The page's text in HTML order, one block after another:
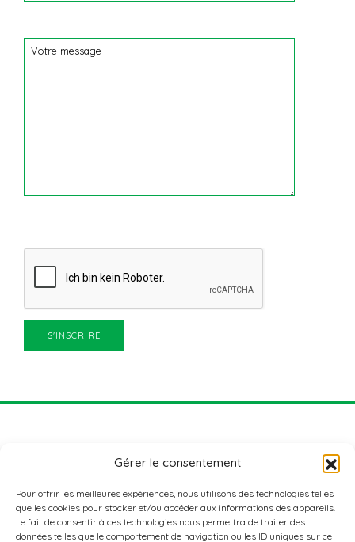
Gérer le consentement
Pour offrir les meilleures expériences, nous utilisons des technologies telles
que les cookies pour stocker et/ou accéder aux informations des appareils.
Le fait de consentir à ces technologies nous permettra de traiter des
données telles que le comportement de navigation ou les ID uniques sur ce